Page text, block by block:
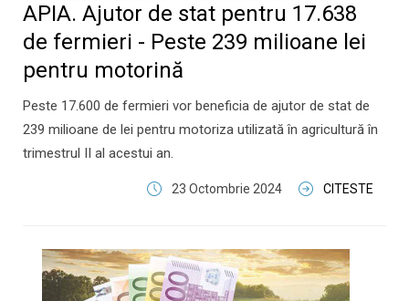
APIA. Ajutor de stat pentru 17.638
de fermieri - Peste 239 milioane lei
pentru motorină
Peste 17.600 de fermieri vor beneficia de ajutor de stat de
239 milioane de lei pentru motoriza utilizată în agricultură în
trimestrul II al acestui an.
23 Octombrie 2024 CITESTE